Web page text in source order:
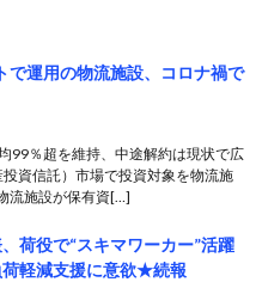
で運用の物流施設、コロナ禍で
99％超を維持、中途解約は現状で広
資信託）市場で投資対象を物流施
流施設が保有資[…]
荷役で“スキマワーカー”活躍
軽減支援に意欲★続報